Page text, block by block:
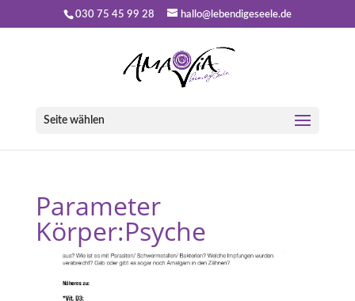
030 75 45 99 28 hallo@lebendigeseele.de
Seite wählen
Parameter
Körper:Psyche